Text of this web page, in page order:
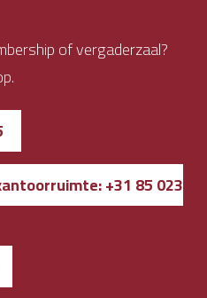
of vergaderzaal?
+31 85 023